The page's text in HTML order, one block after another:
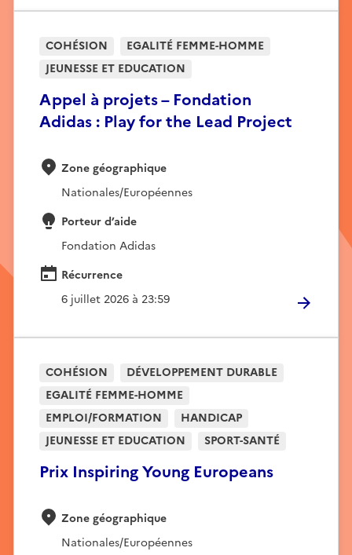
Appel à projets – Fondation
Adidas : Play for the Lead Project
COHÉSION
EGALITÉ FEMME-HOMME
JEUNESSE ET EDUCATION
Zone géographique
Nationales/Européennes
Porteur d’aide
Fondation Adidas
Récurrence
6 juillet 2026 à 23:59
Prix Inspiring Young Europeans
COHÉSION
DÉVELOPPEMENT DURABLE
EGALITÉ FEMME-HOMME
EMPLOI/FORMATION
HANDICAP
JEUNESSE ET EDUCATION
SPORT-SANTÉ
Zone géographique
Nationales/Européennes